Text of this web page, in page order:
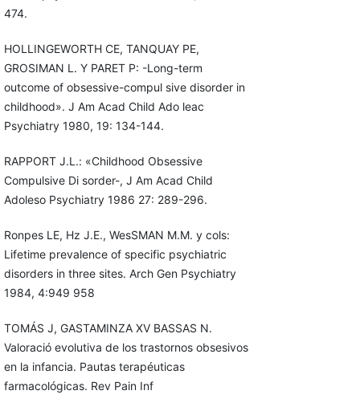
474.
HOLLINGEWORTH CE, TANQUAY PE,
GROSIMAN L. Y PARET P: -Long-term
outcome of obsessive-compul sive disorder in
childhood». J Am Acad Child Ado leac
Psychiatry 1980, 19: 134-144.
RAPPORT J.L.: «Childhood Obsessive
Compulsive Di sorder-, J Am Acad Child
Adoleso Psychiatry 1986 27: 289-296.
Ronpes LE, Hz J.E., WesSMAN M.M. y cols:
Lifetime prevalence of specific psychiatric
disorders in three sites. Arch Gen Psychiatry
1984, 4:949 958
TOMÁS J, GASTAMINZA XV BASSAS N.
Valoració evolutiva de los trastornos obsesivos
en la infancia. Pautas terapéuticas
farmacológicas. Rev Pain Inf